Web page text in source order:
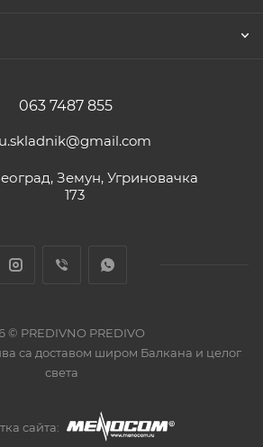
063 7487 855
u.skladnik@gmail.com
Земун, Угриновачка
173
© PREDIVNO PREDIVO
са доставом широм Балкана и целог
света
сайта: